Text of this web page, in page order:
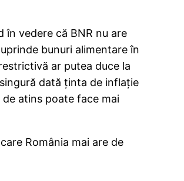
vedere că BNR nu are
bunuri alimentare în
ar putea duce la
dată ţinta de inflaţie
atins poate face mai
România mai are de